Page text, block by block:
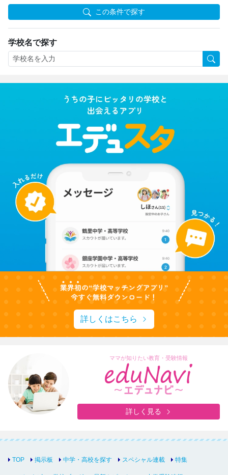
この条件で探す
学校名で探す
詳しくはこちら
ママが知りたい教育・受験情報
詳しく見る
TOP 掲示板 中学・高校を探す スペシャル連載 特集